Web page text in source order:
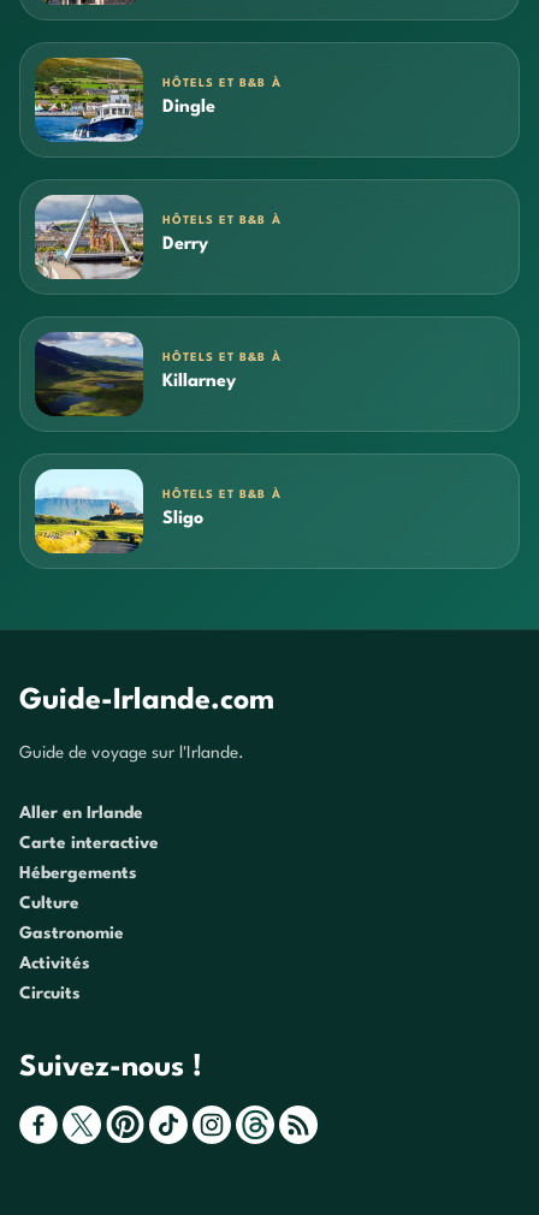
HÔTELS ET B&B À
Dingle
HÔTELS ET B&B À
Derry
HÔTELS ET B&B À
Killarney
HÔTELS ET B&B À
Sligo
Guide-Irlande.com
Guide de voyage sur l'Irlande.
Aller en Irlande
Carte interactive
Hébergements
Culture
Gastronomie
Activités
Circuits
Suivez-nous !